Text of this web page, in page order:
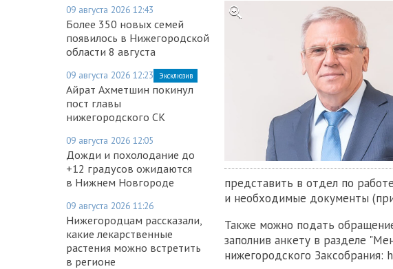
09 августа 2026 12:43
Более 350 новых семей
появилось в Нижегородской
области 8 августа
09 августа 2026 12:23 Эксклюзив
Айрат Ахметшин покинул
пост главы
нижегородского СК
09 августа 2026 12:05
Дожди и похолодание до
+12 градусов ожидаются
в Нижнем Новгороде
09 августа 2026 11:26
Нижегородцам рассказали,
какие лекарственные
растения можно встретить
в регионе
представить в отдел по
и необходимые документы
Также можно подать
заполнив анкету в разделе
нижегородского